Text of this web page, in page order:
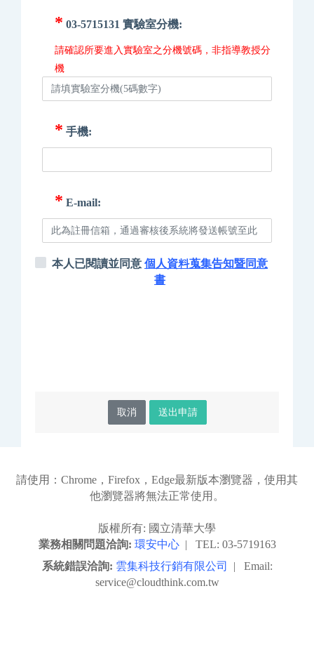
* 03-5715131 實驗室分機:
請確認所要進入實驗室之分機號碼，非指導教授分
機
* 手機:
* E-mail:
本人已閱讀並同意 個人資料蒐集告知暨同意
書
取消 送出申請
請使用：Chrome，Firefox，Edge最新版本瀏覽器，使用其
他瀏覽器將無法正常使用。
版權所有: 國立清華大學
業務相關問題洽詢: 環安中心| TEL: 03-5719163
系統錯誤洽詢: 雲集科技行銷有限公司
| Email:
service@cloudthink.com.tw